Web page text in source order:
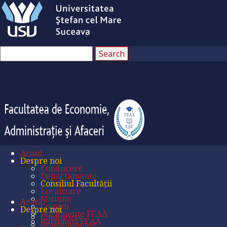
Acasă
Despre noi
Conducere
Departamente
Consiliul Facultății
Localizare
Misiune
Comisii
Documente FEAA
Parteneri FEAA
Acasă
Despre noi
Conducere
Departamente